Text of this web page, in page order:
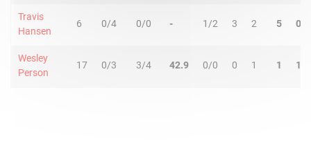
Travis
Hansen
6 0/4 0/0 - 1/2 3 2 5 0
Wesley
Person
17 0/3 3/4 42.9 0/0 0 1 1 1